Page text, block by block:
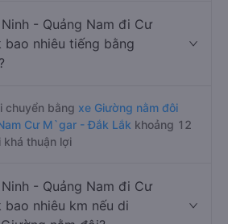
Ninh - Quảng Nam đi Cư
nhiêu tiếng bằng
chuyển bằng xe Giường nằm đôi
Cư M`gar - Đắk Lắk khoảng 12
thuận lợi
Ninh - Quảng Nam đi Cư
nhiêu km nếu di